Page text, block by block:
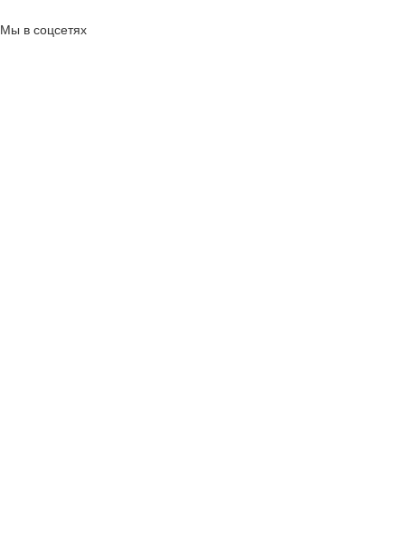
Мы в соцсетях